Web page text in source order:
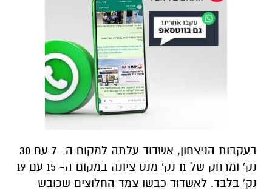
בעקבות הניצחון, אשדוד עלתה למקום ה- 7 עם 30
נק' ומרחק של 11 נק' מנס ציונה במקום ה- 15 עם 19
נק' בלבד. לאשדוד כבשו צמד החלוצים שכובש